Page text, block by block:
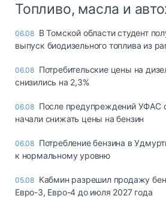
Топливо, масла и
06.08 В Томской области студент
выпуск биодизельного топлива из
06.08 Потребительские цены на
снизились на 2,3%
06.08 После предупреждений УФАС
начали снижать цены на бензин
06.08 Потребление бензина в
к нормальному уровню
05.08 Кабмин разрешил продажу
Евро-3, Евро-4 до июля 2027 года